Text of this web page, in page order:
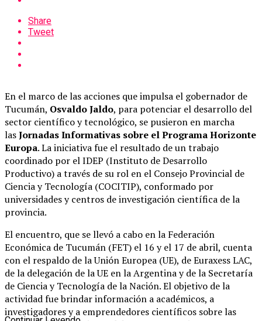
Share
Tweet
En el marco de las acciones que impulsa el gobernador de
Tucumán, Osvaldo Jaldo, para potenciar el desarrollo del
sector científico y tecnológico, se pusieron en marcha
lasJornadas Informativas sobre el Programa Horizonte
Europa. La iniciativa fue el resultado de un trabajo
coordinado por el IDEP (Instituto de Desarrollo
Productivo) a través de su rol en el Consejo Provincial de
Ciencia y Tecnología (COCITIP), conformado por
universidades y centros de investigación científica de la
provincia.
El encuentro, que se llevó a cabo en la Federación
Económica de Tucumán (FET) el 16 y el 17 de abril, cuenta
con el respaldo de la Unión Europea (UE), de Euraxess LAC,
de la delegación de la UE en la Argentina y de la Secretaría
de Ciencia y Tecnología de la Nación. El objetivo de la
actividad fue brindar información a académicos, a
investigadores y a emprendedores científicos sobre las